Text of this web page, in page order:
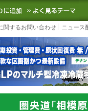
流ニュースをお届け
お気に入りに追加
関するお問い合わせ ニュース